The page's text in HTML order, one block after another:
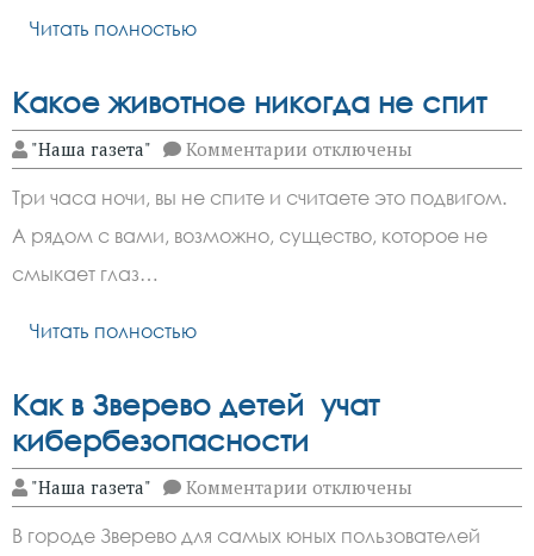
Читать полностью
Какое животное никогда не спит
"Наша газета" Комментарии к
записи
животное
никогда
не
отключены
Три часа ночи, вы не спите и считаете это подвигом.
А рядом с вами, возможно, существо, которое не
смыкает глаз…
Читать полностью
Как в Зверево детей учат
кибербезопасности
"Наша газета" Комментарии к
записи
в
отключены
В городе Зверево для самых юных пользователей